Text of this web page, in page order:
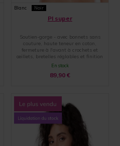
Blanc Noir
PI super
Soutien-gorge - avec bonnets sans
couture, haute teneur en coton,
fermeture à l'avant à crochets et
œillets, bretelles réglables et finition
par une large bande élastique
En stock
89,90 €